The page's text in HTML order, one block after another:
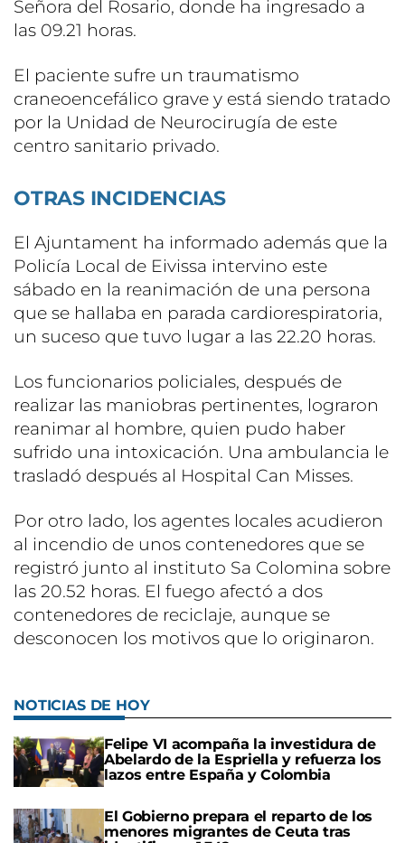
Señora del Rosario, donde ha ingresado a
las 09.21 horas.
El paciente sufre un traumatismo
craneoencefálico grave y está siendo tratado
por la Unidad de Neurocirugía de este
centro sanitario privado.
OTRAS INCIDENCIAS
El Ajuntament ha informado además que la
Policía Local de Eivissa intervino este
sábado en la reanimación de una persona
que se hallaba en parada cardiorespiratoria,
un suceso que tuvo lugar a las 22.20 horas.
Los funcionarios policiales, después de
realizar las maniobras pertinentes, lograron
reanimar al hombre, quien pudo haber
sufrido una intoxicación. Una ambulancia le
trasladó después al Hospital Can Misses.
Por otro lado, los agentes locales acudieron
al incendio de unos contenedores que se
registró junto al instituto Sa Colomina sobre
las 20.52 horas. El fuego afectó a dos
contenedores de reciclaje, aunque se
desconocen los motivos que lo originaron.
NOTICIAS DE HOY
Felipe VI acompaña la investidura de
Abelardo de la Espriella y refuerza los
lazos entre España y Colombia
El Gobierno prepara el reparto de los
menores migrantes de Ceuta tras